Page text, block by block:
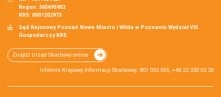
Regon: 365695953
KRS: 0001202973
Sąd Rejonowy Poznań Nowe Miasto i Wilda w Poznaniu Wydział VIII
Gospodarczy KRS.
Znajdź Urząd Skarbowy online
Infolinia Krajowej Informacji Skarbowej: 801 055 055, +48 22 330 03 30